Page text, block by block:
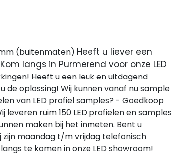
mm (buitenmaten) Heeft u liever een
langs in Purmerend voor onze LED
Heeft u een leuk en uitdagend
de oplossing! Wij kunnen vanaf nu sample
van LED profiel samples? - Goedkoop
ruim 150 LED profielen en samples
maken bij het inmeten. Bent u
zijn maandag t/m vrijdag telefonisch
te komen in onze LED showroom!